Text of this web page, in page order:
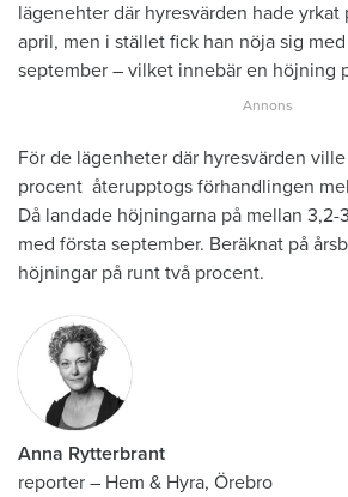
lägenehter där hyresvärden hade yrkat
april, men i stället fick han nöja sig
september – vilket innebär en höjning
För de lägenheter där hyresvärden
procent återupptogs förhandlingen
Då landade höjningarna på mellan
med första september. Beräknat på
höjningar på runt två procent.
Anna Rytterbrant
reporter – Hem & Hyra, Örebro